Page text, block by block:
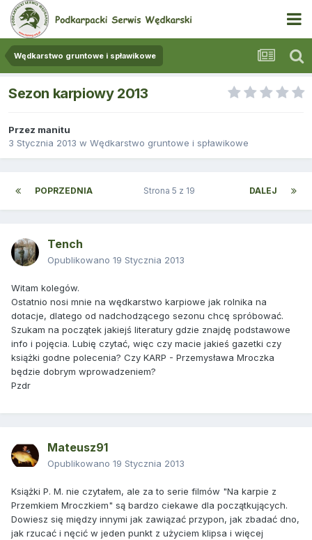
Wędkarstwo gruntowe i spławikowe
Sezon karpiowy 2013
Przez manitu
3 Stycznia 2013 w Wędkarstwo gruntowe i spławikowe
POPRZEDNIA DALEJ
Strona 5 z 19
Tench
Opublikowano 19 Stycznia 2013
Witam kolegów.
Ostatnio nosi mnie na wędkarstwo karpiowe jak rolnika na
dotacje, dlatego od nadchodzącego sezonu chcę spróbować.
Szukam na początek jakiejś literatury gdzie znajdę podstawowe
info i pojęcia. Lubię czytać, więc czy macie jakieś gazetki czy
książki godne polecenia? Czy KARP - Przemysława Mroczka
będzie dobrym wprowadzeniem?
Pzdr
Mateusz91
Opublikowano 19 Stycznia 2013
Książki P. M. nie czytałem, ale za to serie filmów "Na karpie z
Przemkiem Mroczkiem" są bardzo ciekawe dla początkujących.
Dowiesz się między innymi jak zawiązać przypon, jak zbadać dno,
jak rzucać i nęcić w jeden punkt z użyciem klipsa i więcej